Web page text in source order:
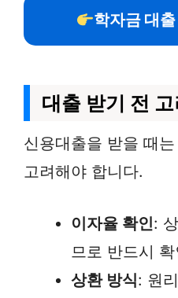
학자금 대
대출 받기 전
신용대출을 받을 때
고려해야 합니다.
이자율 확인:
므로 반드시
상환 방식: 원